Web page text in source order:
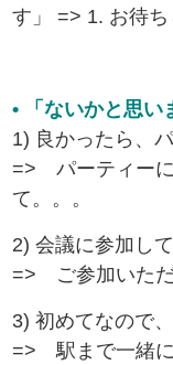
す」 => 1. お待
• 「ないかと思
1) 良かったら、
=> パーティーに
て。。。
2) 会議に参加し
=> ご参加いただ
3) 初めてなので
=> 駅まで一緒に